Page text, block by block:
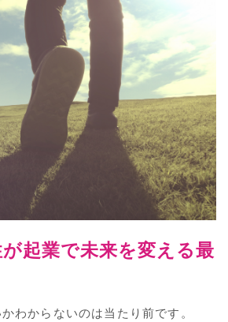
起業で未来を変える最
わからないのは当たり前です。